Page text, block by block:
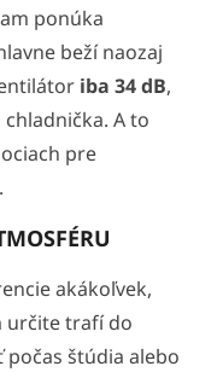
ponúka
beží naozaj
iba 34 dB,
A to
pre
akákoľvek,
určite trafí do
štúdia alebo